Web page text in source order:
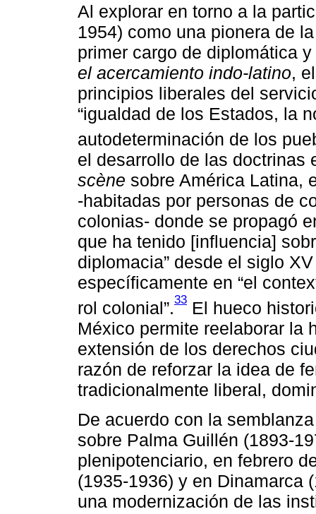
Al explorar en torno a la
1954) como una pionera de
primer cargo de diplomática
el acercamiento indo-latino,
principios liberales del
“igualdad de los Estados, la
autodeterminación de los
el desarrollo de las
scène sobre América Latina,
-habitadas por personas de
colonias- donde se propagó
que ha tenido [influencia]
diplomacia” desde el siglo
específicamente en “el
rol colonial”.33 El hueco
México permite reelaborar la
extensión de los derechos
razón de reforzar la idea de
tradicionalmente liberal,
De acuerdo con la
sobre Palma Guillén (1893-
plenipotenciario, en febrero
(1935-1936) y en Dinamarca
una modernización de las